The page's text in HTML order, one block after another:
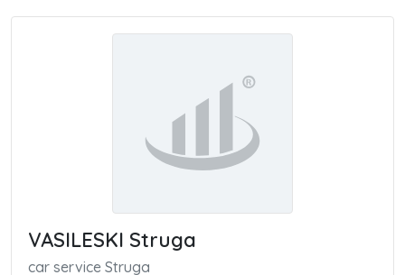
VASILESKI Struga
car service Struga